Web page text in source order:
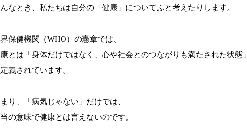
なとき、私たちは自分の「健康」についてふと考えたりします。
保健機関（WHO）の憲章では、
とは「身体だけではなく、心や社会とのつながりも満たされた状態」
義されています。
り、「病気じゃない」だけでは、
の意味で健康とは言えないのです。